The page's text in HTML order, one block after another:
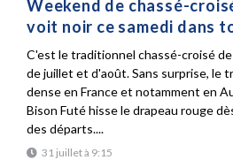
Weekend de chassé-
voit noir ce samedi dans
31 juillet à 9:15
C'est le traditionnel chassé-croisé
de juillet et d'août. Sans surprise, le
dense en France et notamment en
Bison Futé hisse le drapeau rouge
des départs....